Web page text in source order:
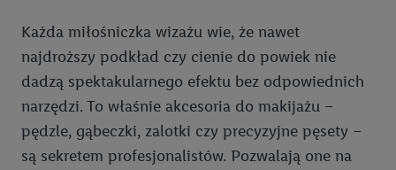
Każda miłośniczka wizażu wie, że nawet
najdroższy podkład czy cienie do powiek nie
dadzą spektakularnego efektu bez odpowiednich
narzędzi. To właśnie akcesoria do makijażu –
pędzle, gąbeczki, zalotki czy precyzyjne pęsety –
są sekretem profesjonalistów. Pozwalają one na